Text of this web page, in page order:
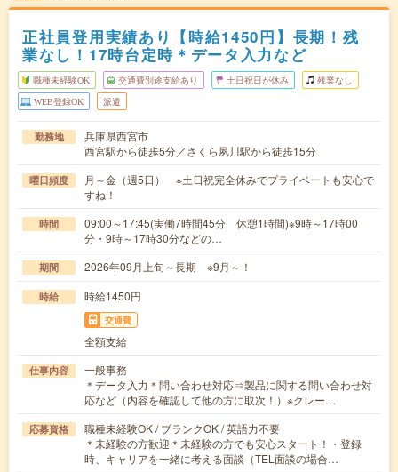
正社員登用実績あり【時給1450円】長期！残
業なし！17時台定時＊データ入力など
職種未経験OK 交通費別途支給あり 土日祝日が休み 残業なし
WEB登録OK 派遣
勤務地
兵庫県西宮市
西宮駅から徒歩5分／さくら夙川駅から徒歩15分
曜日頻度
月～金（週5日） ※土日祝完全休みでプライベートも安心で
すね！
時間
09:00～17:45(実働7時間45分 休憩1時間)※9時～17時00
分・9時～17時30分などの…
期間 2026年09月上旬～長期 ※9月～！
時給 時給1450円
交通費
全額支給
仕事内容
一般事務
＊データ入力＊問い合わせ対応⇒製品に関する問い合わせ対
応など（内容を確認して他の方に取次！）※クレー…
応募資格
職種未経験OK / ブランクOK / 英語力不要
＊未経験の方歓迎＊未経験の方でも安心スタート！・登録
時、キャリアを一緒に考える面談（TEL面談の場合…